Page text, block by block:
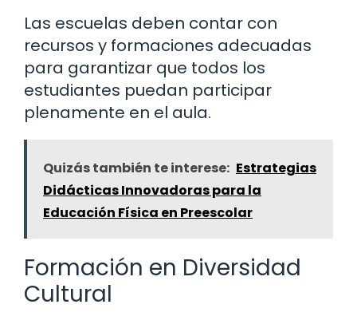
Las escuelas deben contar con
recursos y formaciones adecuadas
para garantizar que todos los
estudiantes puedan participar
plenamente en el aula.
Quizás también te interese: Estrategias
Didácticas Innovadoras para la
Educación Física en Preescolar
Formación en Diversidad
Cultural